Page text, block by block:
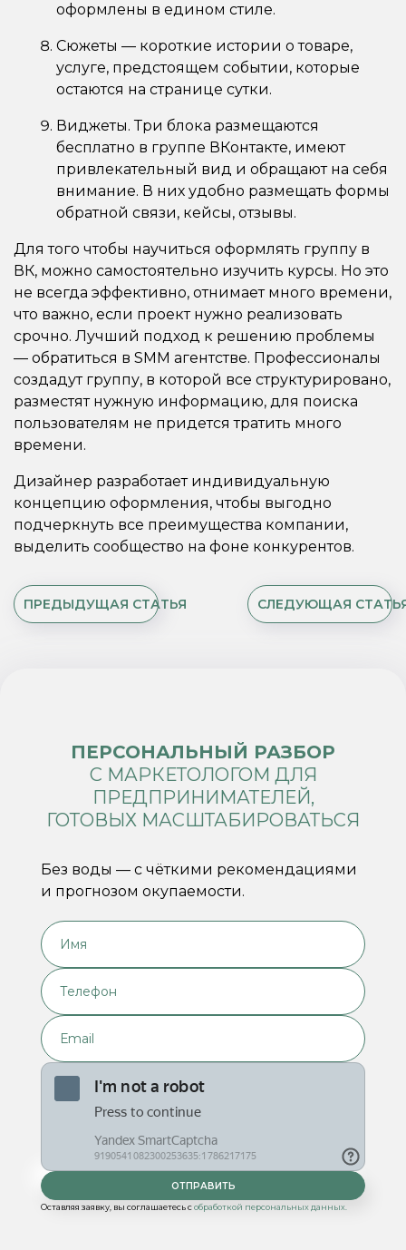
оформлены в едином стиле.
Сюжеты — короткие истории о товаре,
услуге, предстоящем событии, которые
остаются на странице сутки.
Виджеты. Три блока размещаются
бесплатно в группе ВКонтакте, имеют
привлекательный вид и обращают на себя
внимание. В них удобно размещать формы
обратной связи, кейсы, отзывы.
Для того чтобы научиться оформлять группу в
ВК, можно самостоятельно изучить курсы. Но это
не всегда эффективно, отнимает много времени,
что важно, если проект нужно реализовать
срочно. Лучший подход к решению проблемы
— обратиться в SMM агентстве. Профессионалы
создадут группу, в которой все структурировано,
разместят нужную информацию, для поиска
пользователям не придется тратить много
времени.
Дизайнер разработает индивидуальную
концепцию оформления, чтобы выгодно
подчеркнуть все преимущества компании,
выделить сообщество на фоне конкурентов.
ПРЕДЫДУЩАЯ СТАТЬЯ СЛЕДУЮЩАЯ
ПЕРСОНАЛЬНЫЙ РАЗБОР
С МАРКЕТОЛОГОМ ДЛЯ
ПРЕДПРИНИМАТЕЛЕЙ,
ГОТОВЫХ МАСШТАБИРОВАТЬСЯ
Без воды — с чёткими рекомендациями
и прогнозом окупаемости.
Оставляя заявку, вы соглашаетесь собработкой персональных данных.